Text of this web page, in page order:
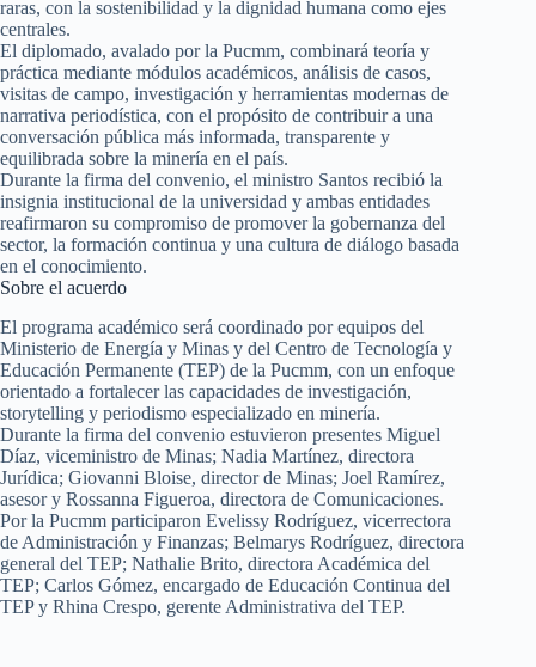
raras, con la sostenibilidad y la dignidad humana como ejes
centrales.
El diplomado, avalado por la Pucmm, combinará teoría y
práctica mediante módulos académicos, análisis de casos,
visitas de campo, investigación y herramientas modernas de
narrativa periodística, con el propósito de contribuir a una
conversación pública más informada, transparente y
equilibrada sobre la minería en el país.
Durante la firma del convenio, el ministro Santos recibió la
insignia institucional de la universidad y ambas entidades
reafirmaron su compromiso de promover la gobernanza del
sector, la formación continua y una cultura de diálogo basada
en el conocimiento.
Sobre el acuerdo
El programa académico será coordinado por equipos del
Ministerio de Energía y Minas y del Centro de Tecnología y
Educación Permanente (TEP) de la Pucmm, con un enfoque
orientado a fortalecer las capacidades de investigación,
storytelling y periodismo especializado en minería.
Durante la firma del convenio estuvieron presentes Miguel
Díaz, viceministro de Minas; Nadia Martínez, directora
Jurídica; Giovanni Bloise, director de Minas; Joel Ramírez,
asesor y Rossanna Figueroa, directora de Comunicaciones.
Por la Pucmm participaron Evelissy Rodríguez, vicerrectora
de Administración y Finanzas; Belmarys Rodríguez, directora
general del TEP; Nathalie Brito, directora Académica del
TEP; Carlos Gómez, encargado de Educación Continua del
TEP y Rhina Crespo, gerente Administrativa del TEP.